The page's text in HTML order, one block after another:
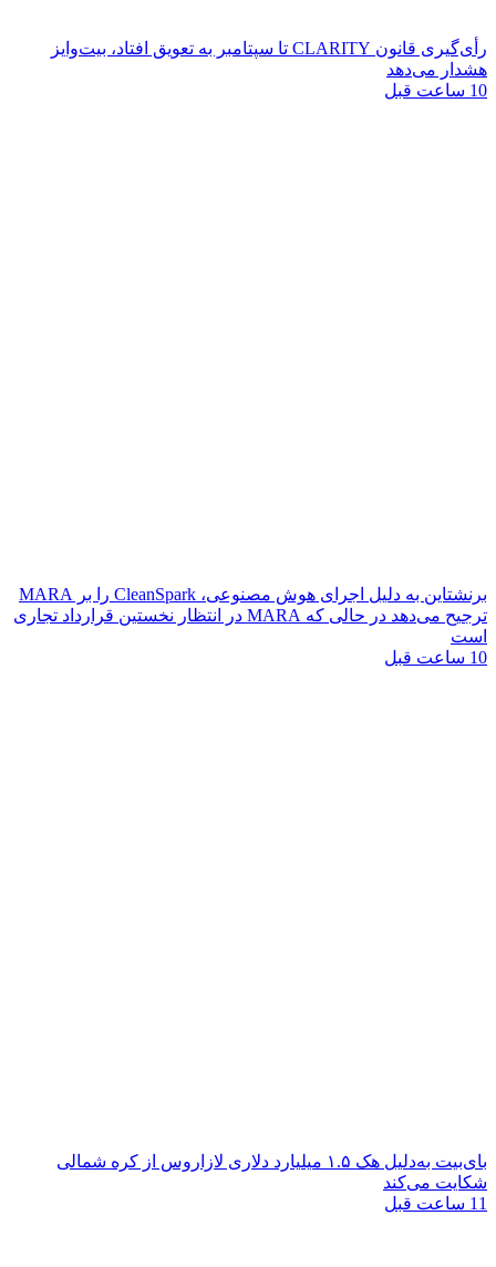
رأی‌گیری قانون CLARITY تا سپتامبر به تعویق افتاد، بیت‌وایز
هشدار می‌دهد
10 ساعت قبل
برنشتاین به دلیل اجرای هوش مصنوعی، CleanSpark را بر MARA
ترجیح می‌دهد در حالی که MARA در انتظار نخستین قرارداد تجاری
است
10 ساعت قبل
بای‌بیت به‌دلیل هک ۱.۵ میلیارد دلاری لازاروس از کره شمالی
شکایت می‌کند
11 ساعت قبل